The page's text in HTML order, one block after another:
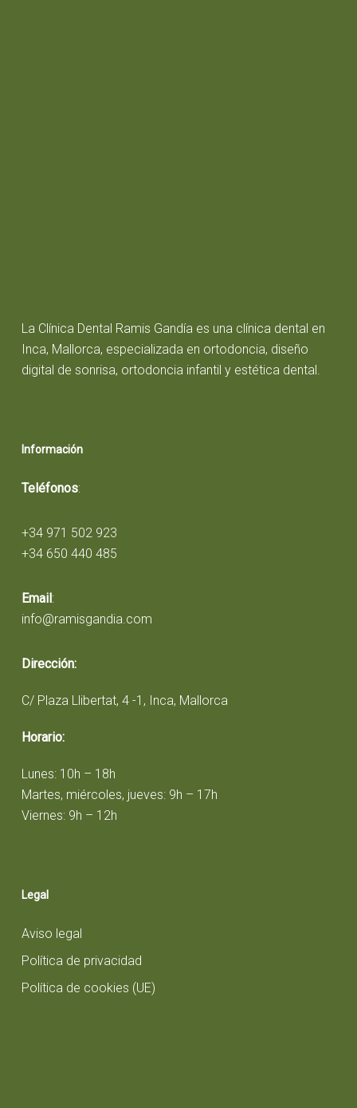
La Clínica Dental Ramis Gandía es una clínica dental en
Inca, Mallorca, especializada en ortodoncia, diseño
digital de sonrisa, ortodoncia infantil y estética dental.
Información
Teléfonos:
+34 971 502 923
+34 650 440 485
Email:
info@ramisgandia.com
Dirección:
C/ Plaza Llibertat, 4 -1, Inca, Mallorca
Horario:
Lunes: 10h – 18h
Martes, miércoles, jueves: 9h – 17h
Viernes: 9h – 12h
Legal
Aviso legal
Política de privacidad
Política de cookies (UE)